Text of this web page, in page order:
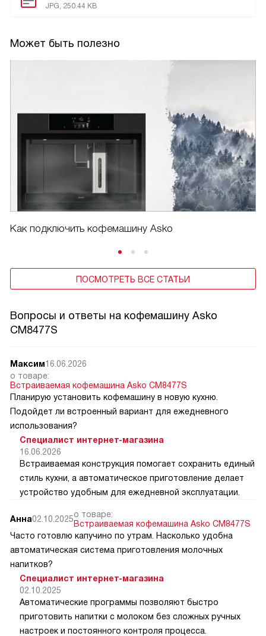
JPG, 250.44 KB
Может быть полезно
Как подключить кофемашину Asko
ПОСМОТРЕТЬ ВСЕ СТАТЬИ
Вопросы и ответы на кофемашину Asko
CM8477S
Максим16.06.2026
о товаре:
Встраиваемая кофемашина Asko CM8477S
Планирую установить кофемашину в новую кухню.
Подойдет ли встроенный вариант для ежедневного
использования?
Специалист интернет-магазина
16.06.2026
Встраиваемая конструкция помогает сохранить единый
стиль кухни, а автоматическое приготовление делает
устройство удобным для ежедневной эксплуатации.
Анна02.10.2025о товаре:
Встраиваемая кофемашина Asko CM8477S
Часто готовлю капучино по утрам. Насколько удобна
автоматическая система приготовления молочных
напитков?
Специалист интернет-магазина
02.10.2025
Автоматические программы позволяют быстро
приготовить напитки с молоком без сложных ручных
настроек и постоянного контроля процесса.